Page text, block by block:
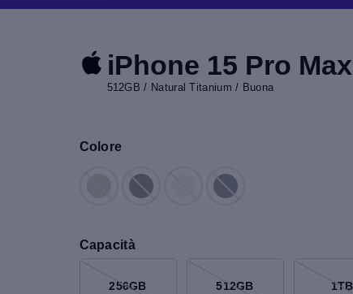
iPhone 15 Pro Max
512GB / Natural Titanium / Buona
Colore
Capacità
256GB 512GB 1TB